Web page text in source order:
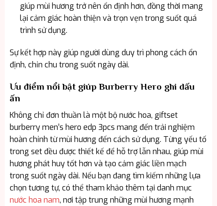
giúp mùi hương trở nên ổn định hơn, đồng thời mang
lại cảm giác hoàn thiện và trọn vẹn trong suốt quá
trình sử dụng.
Sự kết hợp này giúp người dùng duy trì phong cách ổn
định, chỉn chu trong suốt ngày dài.
Ưu điểm nổi bật giúp Burberry Hero ghi dấu
ấn
Không chỉ đơn thuần là một bộ nước hoa, giftset
burberry men’s hero edp 3pcs mang đến trải nghiệm
hoàn chỉnh từ mùi hương đến cách sử dụng. Từng yếu tố
trong set đều được thiết kế để hỗ trợ lẫn nhau, giúp mùi
hương phát huy tốt hơn và tạo cảm giác liền mạch
trong suốt ngày dài. Nếu bạn đang tìm kiếm những lựa
chọn tương tự, có thể tham khảo thêm tại danh mục
nước hoa nam, nơi tập trung những mùi hương mạnh